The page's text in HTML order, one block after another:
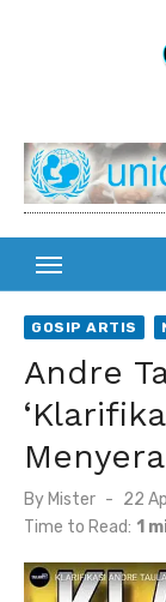
GOSIP ARTIS
Andre
By Mister
on
22
Time to Read: 1